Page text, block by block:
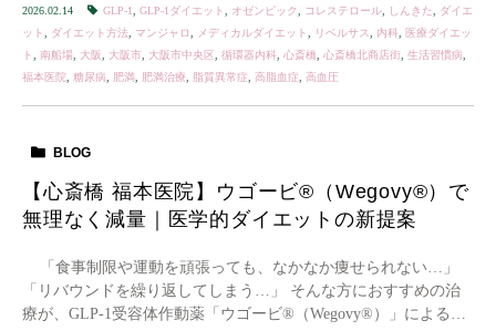
2026.02.14 GLP-1 GLP-1ダイエット オゼンピック コレステロール しんきた
ダイエ
ット
ダイエット方法 マンジャロ メディカルダイエット リベルサス 内科
医療ダイエッ
ト
南船場 大阪 大阪市 大阪市中央区 循環器内科 心斎橋 心斎橋北商店街 生活習慣病
福本医院
糖尿病 肥満 肥満治療 脂質異常症 高脂血症 高血圧
BLOG
【心斎橋 福本医院】ウゴービ®（Wegovy®）で
無理なく減量｜医学的ダイエットの新提案
「食事制限や運動を頑張っても、なかなか痩せられない…」
「リバウンドを繰り返してしまう…」 そんな方におすすめの治
療が、GLP-1受容体作動薬「ウゴービ®（Wegovy®）」による医